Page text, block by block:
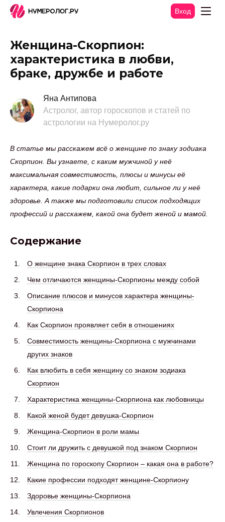
Вход
Женщина-Скорпион:
характеристика в любви,
браке, дружбе и работе
Яна Антипова
Астролог, автор гороскопов и статей по
астрологии на Нумеролог.ру
В статье мы расскажем всё о женщине по знаку зодиака
Скорпион. Вы узнаете, с каким мужчиной у неё
максимальная совместимость, плюсы и минусы её
характера, какие подарки она любит, сильное ли у неё
здоровье. А также мы подготовили список подходящих
профессий и расскажем, какой она будет женой и мамой.
Содержание
О женщине знака Скорпион в трех словах
Чем отличаются женщины-Скорпионы между собой
Описание плюсов и минусов характера женщины-
Скорпиона
Как Скорпион проявляет себя в отношениях
Совместимость женщины-Скорпиона с мужчинами
других знаков
Как влюбить в себя женщину со знаком зодиака
Скорпион
Характеристика женщины-Скорпиона как любовницы
Какой женой будет девушка-Скорпион
Женщина-Скорпион в роли мамы
Стоит ли дружить с девушкой под знаком Скорпион
Женщина по гороскопу Скорпион – какая она в работе?
Какие профессии подходят женщине-Скорпиону
Здоровье женщины-Скорпиона
Увлечения Скорпионов